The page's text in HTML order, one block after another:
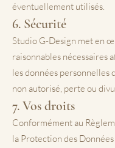
éventuellement utilisés.
6. Sécurité
Studio G-Design met en
raisonnables nécessaires
les données personnelles
non autorisé, perte ou
7. Vos droits
Conformément au
la Protection des